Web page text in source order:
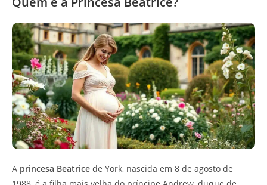
A princesa Beatrice de York, nascida em 8 de agosto de